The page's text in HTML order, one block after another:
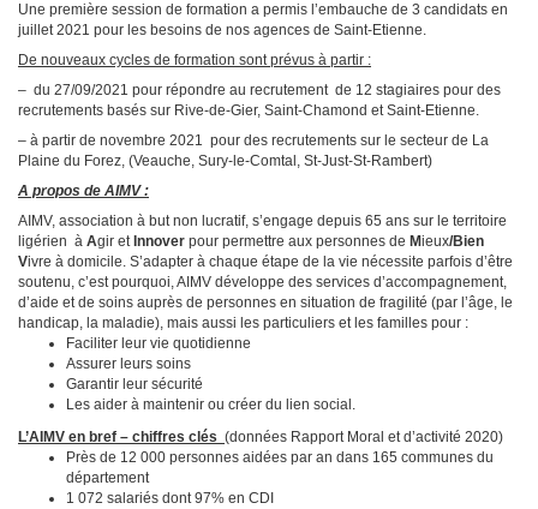
Une première session de formation a permis l’embauche de 3 candidats en
juillet 2021 pour les besoins de nos agences de Saint-Etienne.
De nouveaux cycles de formation sont prévus à partir :
– du 27/09/2021 pour répondre au recrutement de 12 stagiaires pour des
recrutements basés sur Rive-de-Gier, Saint-Chamond et Saint-Etienne.
– à partir de novembre 2021 pour des recrutements sur le secteur de La
Plaine du Forez, (Veauche, Sury-le-Comtal, St-Just-St-Rambert)
A propos de AIMV :
AIMV, association à but non lucratif, s’engage depuis 65 ans sur le territoire
ligérien à Agir etInnover pour permettre aux personnes de Mieux/Bien
Vivre à domicile. S’adapter à chaque étape de la vie nécessite parfois d’être
soutenu, c’est pourquoi, AIMV développe des services d’accompagnement,
d’aide et de soins auprès de personnes en situation de fragilité (par l’âge, le
handicap, la maladie), mais aussi les particuliers et les familles pour :
Faciliter leur vie quotidienne
Assurer leurs soins
Garantir leur sécurité
Les aider à maintenir ou créer du lien social.
L’AIMV en bref – chiffres clés (données Rapport Moral et d’activité 2020)
Près de 12 000 personnes aidées par an dans 165 communes du
département
1 072 salariés dont 97% en CDI